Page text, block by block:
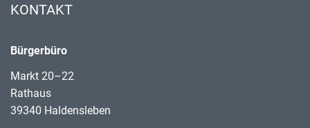
KONTAKT
Bürgerbüro
Markt 20–22
Rathaus
39340 Haldensleben